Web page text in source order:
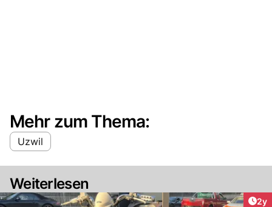
Mehr zum Thema:
Uzwil
Weiterlesen
2y